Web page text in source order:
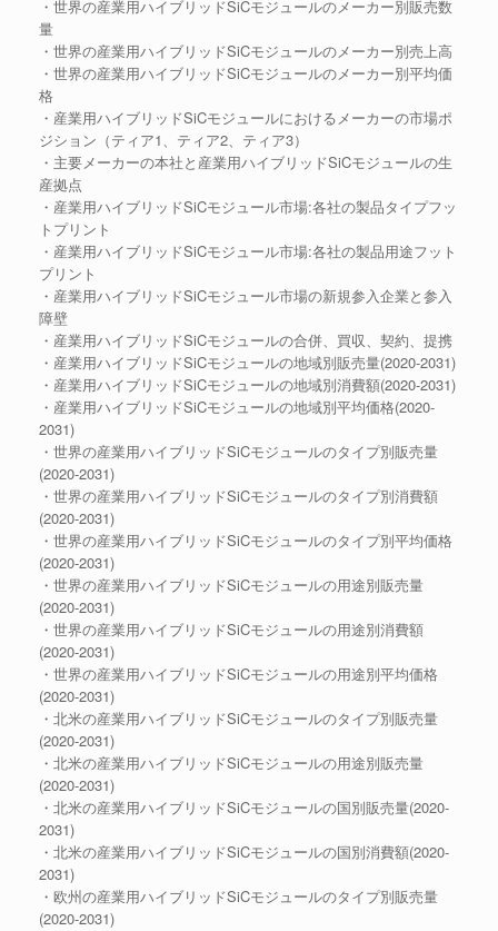
・世界の産業用ハイブリッドSiCモジュールのメーカー別販売数
量
・世界の産業用ハイブリッドSiCモジュールのメーカー別売上高
・世界の産業用ハイブリッドSiCモジュールのメーカー別平均価
格
・産業用ハイブリッドSiCモジュールにおけるメーカーの市場ポ
ジション（ティア1、ティア2、ティア3）
・主要メーカーの本社と産業用ハイブリッドSiCモジュールの生
産拠点
・産業用ハイブリッドSiCモジュール市場:各社の製品タイプフッ
トプリント
・産業用ハイブリッドSiCモジュール市場:各社の製品用途フット
プリント
・産業用ハイブリッドSiCモジュール市場の新規参入企業と参入
障壁
・産業用ハイブリッドSiCモジュールの合併、買収、契約、提携
・産業用ハイブリッドSiCモジュールの地域別販売量(2020-2031)
・産業用ハイブリッドSiCモジュールの地域別消費額(2020-2031)
・産業用ハイブリッドSiCモジュールの地域別平均価格(2020-
2031)
・世界の産業用ハイブリッドSiCモジュールのタイプ別販売量
(2020-2031)
・世界の産業用ハイブリッドSiCモジュールのタイプ別消費額
(2020-2031)
・世界の産業用ハイブリッドSiCモジュールのタイプ別平均価格
(2020-2031)
・世界の産業用ハイブリッドSiCモジュールの用途別販売量
(2020-2031)
・世界の産業用ハイブリッドSiCモジュールの用途別消費額
(2020-2031)
・世界の産業用ハイブリッドSiCモジュールの用途別平均価格
(2020-2031)
・北米の産業用ハイブリッドSiCモジュールのタイプ別販売量
(2020-2031)
・北米の産業用ハイブリッドSiCモジュールの用途別販売量
(2020-2031)
・北米の産業用ハイブリッドSiCモジュールの国別販売量(2020-
2031)
・北米の産業用ハイブリッドSiCモジュールの国別消費額(2020-
2031)
・欧州の産業用ハイブリッドSiCモジュールのタイプ別販売量
(2020-2031)